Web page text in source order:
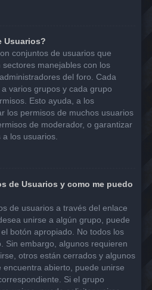
Usuarios?
conjuntos de usuarios que
manejables con los
del foro. Cada
varios grupos y cada grupo
Esto ayuda, a los
los permisos de muchos usuarios
de moderador, o garantizar
los usuarios.
de Usuarios y como me puedo
de usuarios a través del enlace
unirse a algún grupo, puede
botón apropiado. No todos los
Sin embargo, algunos requieren
otros están cerrados y algunos
abierto, puede unirse
Si el grupo